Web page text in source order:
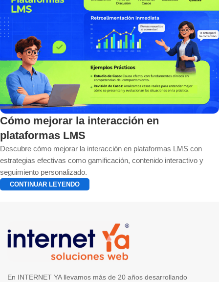
Cómo mejorar la interacción en
plataformas LMS
Descubre cómo mejorar la interacción en plataformas LMS con
estrategias efectivas como gamificación, contenido interactivo y
seguimiento personalizado.
CONTINUAR LEYENDO
En INTERNET YA llevamos más de 20 años desarrollando